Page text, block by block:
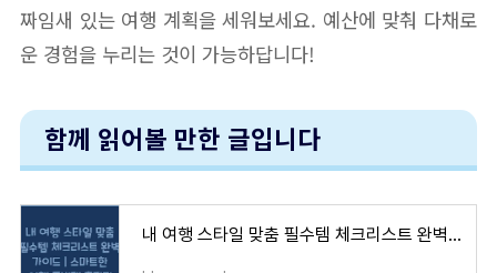
짜임새 있는 여행 계획을 세워보세요. 예산에 맞춰 다채로
운 경험을 누리는 것이 가능하답니다!
함께 읽어볼 만한 글입니다
내 여행 스타일 맞춤 필수템 체크리스트 완벽 가이드 | 스마트한 여행 준비템 총정리